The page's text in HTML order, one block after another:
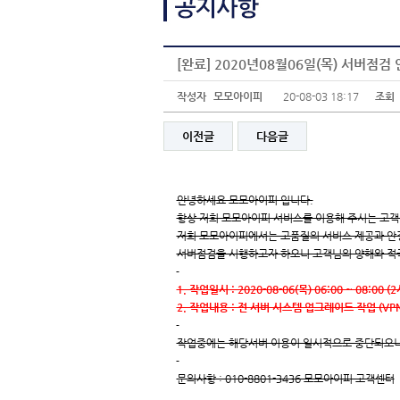
[완료] 2020년08월06일(목) 서버점검
작성자 모모아이피 20-08-03 18:17 조회
이전글 다음글
안녕하세요 모모아이피 입니다.
항상 저희 모모아이피 서비스를 이용해 주시는 고
저희 모모아이피에서는 고품질의 서비스 제공과
서버점검을 시행하고자 하오니 고객님의 양해와
1. 작업일시 : 2020-08-06(목) 06:00 ~ 08:00 (2
2. 작업내용 : 전 서버 시스템 업그레이드 작업
작업중에는 해당서버 이용이 일시적으로 중단되오
문의사항 : 010-8801-3436 모모아이피 고객센터